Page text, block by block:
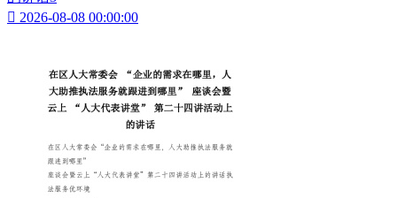
 2026-08-08 00:00:00